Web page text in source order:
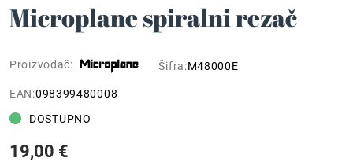
Microplane spiralni rezač
Proizvođač: Šifra:M48000E
EAN:098399480008
DOSTUPNO
19,00 €